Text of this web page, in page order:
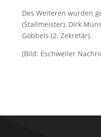
Des Weiteren wurden
(Stallmeister), Dirk
Göbbels (2. Zekretär).
(Bild: Eschweiler